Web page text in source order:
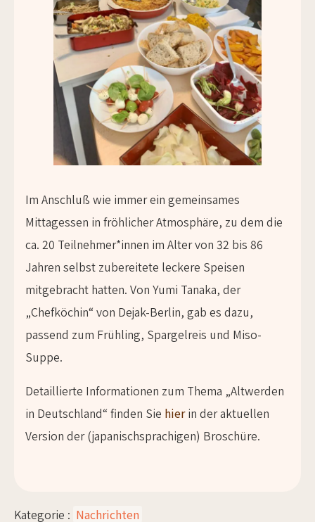
Im Anschluß wie immer ein gemeinsames
Mittagessen in fröhlicher Atmosphäre, zu dem die
ca. 20 Teilnehmer*innen im Alter von 32 bis 86
Jahren selbst zubereitete leckere Speisen
mitgebracht hatten. Von Yumi Tanaka, der
„Chefköchin“ von Dejak-Berlin, gab es dazu,
passend zum Frühling, Spargelreis und Miso-
Suppe.
Detaillierte Informationen zum Thema „Altwerden
in Deutschland“ finden Sie hierin der aktuellen
Version der (japanischsprachigen) Broschüre.
Kategorie : Nachrichten